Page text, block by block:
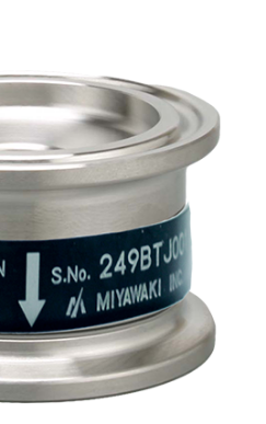
Verbinder